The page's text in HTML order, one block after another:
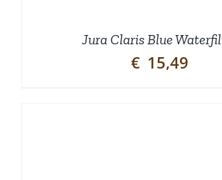
Jura Claris Blue
€ 15,49